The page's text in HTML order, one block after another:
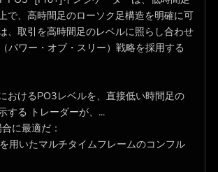
で、高時間足のローソク足構造を明確に可
、取引を高時間足のレベルに照らし合わせ
パワー・オブ・スリー）戦略を採用する
おけるPO3レベルを、直接低い時間足の
する トレーダーが、...
に最適だ：
用いたマルチタイムフレームのコンフル